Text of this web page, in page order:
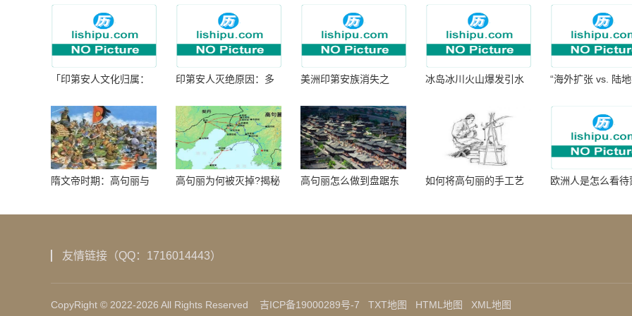
「印第安人文化归属：
印第安人灭绝原因：多
美洲印第安族消失之
冰岛冰川火山爆发引水
“海外扩张 vs. 陆
隋文帝时期：高句丽与
高句丽为何被灭掉?揭秘
秘！
高句丽怎么做到盘踞东
如何将高句丽的手工艺
欧洲人是怎么看待
友情链接（QQ：1716014443）
CopyRight © 2022-2026 All Rights Reserved 吉ICP备19000289号-7 TXT地图 HTML地图 XML地图